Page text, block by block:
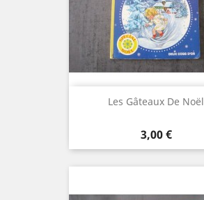
Les Gâteaux De Noël
Prix
3,00 €